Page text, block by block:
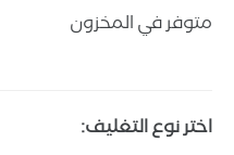
متوفر في المخزون
اختر نوع التغليف: